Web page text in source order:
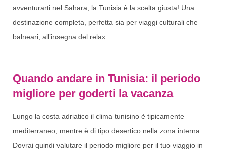
avventurarti nel Sahara, la Tunisia è la scelta giusta! Una
destinazione completa, perfetta sia per viaggi culturali che
balneari, all’insegna del relax.
Quando andare in Tunisia: il periodo
migliore per goderti la vacanza
Lungo la costa adriatico il clima tunisino è tipicamente
mediterraneo, mentre è di tipo desertico nella zona interna.
Dovrai quindi valutare il periodo migliore per il tuo viaggio in